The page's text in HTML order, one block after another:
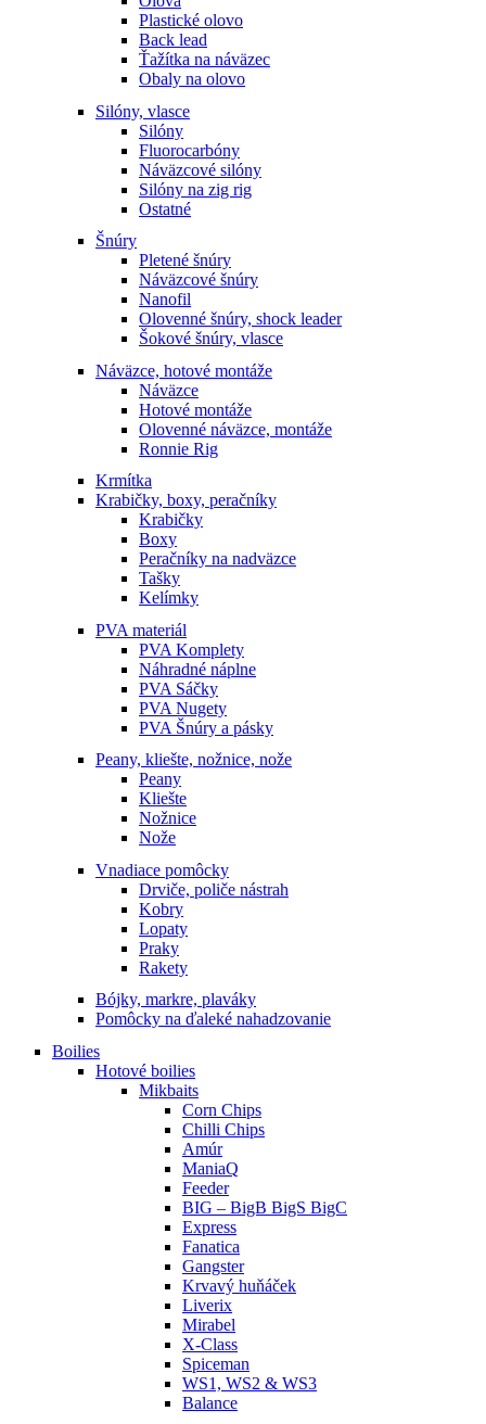
Plastické olovo
Back lead
Ťažítka na náväzec
Obaly na olovo
Silóny, vlasce
Silóny
Fluorocarbóny
Náväzcové silóny
Silóny na zig rig
Ostatné
Šnúry
Pletené šnúry
Náväzcové šnúry
Nanofil
Olovenné šnúry, shock leader
Šokové šnúry, vlasce
Náväzce, hotové montáže
Náväzce
Hotové montáže
Olovenné náväzce, montáže
Ronnie Rig
Krmítka
Krabičky, boxy, peračníky
Krabičky
Boxy
Peračníky na nadväzce
Tašky
Kelímky
PVA materiál
PVA Komplety
Náhradné náplne
PVA Sáčky
PVA Nugety
PVA Šnúry a pásky
Peany, kliešte, nožnice, nože
Peany
Kliešte
Nožnice
Nože
Vnadiace pomôcky
Drviče, poliče nástrah
Kobry
Lopaty
Praky
Rakety
Bójky, markre, plaváky
Pomôcky na ďaleké nahadzovanie
Boilies
Hotové boilies
Mikbaits
Corn Chips
Chilli Chips
Amúr
ManiaQ
Feeder
BIG – BigB BigS BigC
Express
Fanatica
Gangster
Krvavý huňáček
Liverix
Mirabel
X-Class
Spiceman
WS1, WS2 & WS3
Balance